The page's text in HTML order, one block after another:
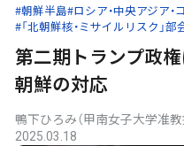
#朝鮮半島#ロシア・中央アジア・
#「北朝鮮核・ミサイルリスク」部
第二期トランプ政
朝鮮の対応
鴨下ひろみ（甲南女子大学准教
2025.03.18